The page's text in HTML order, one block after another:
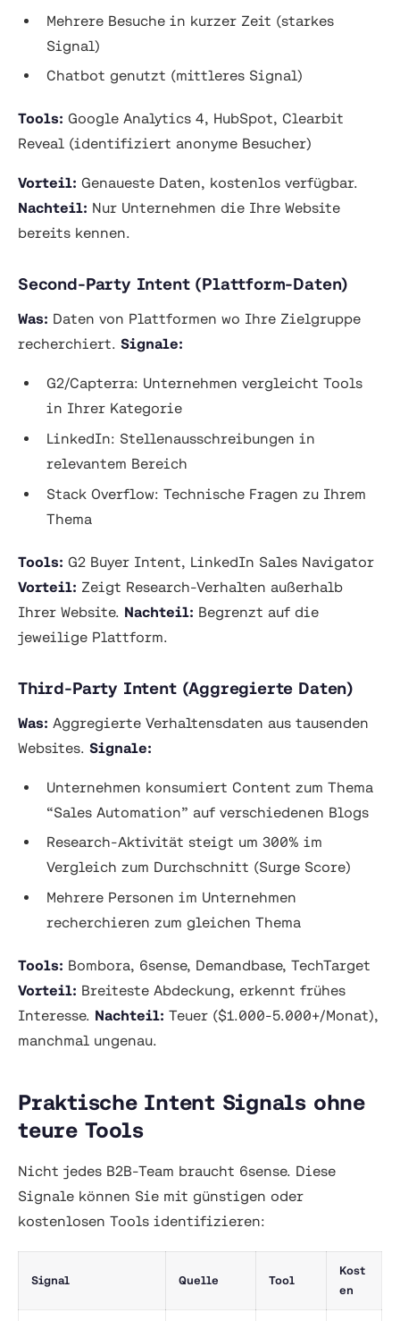
Mehrere Besuche in kurzer Zeit (starkes
Signal)
Chatbot genutzt (mittleres Signal)
Tools: Google Analytics 4, HubSpot, Clearbit
Reveal (identifiziert anonyme Besucher)
Vorteil: Genaueste Daten, kostenlos verfügbar.
Nachteil: Nur Unternehmen die Ihre Website
bereits kennen.
Second-Party Intent (Plattform-Daten)
Was: Daten von Plattformen wo Ihre Zielgruppe
recherchiert. Signale:
G2/Capterra: Unternehmen vergleicht Tools
in Ihrer Kategorie
LinkedIn: Stellenausschreibungen in
relevantem Bereich
Stack Overflow: Technische Fragen zu Ihrem
Thema
Tools: G2 Buyer Intent, LinkedIn Sales Navigator
Vorteil: Zeigt Research-Verhalten außerhalb
Ihrer Website. Nachteil: Begrenzt auf die
jeweilige Plattform.
Third-Party Intent (Aggregierte Daten)
Was: Aggregierte Verhaltensdaten aus tausenden
Websites. Signale:
Unternehmen konsumiert Content zum Thema
“Sales Automation” auf verschiedenen Blogs
Research-Aktivität steigt um 300% im
Vergleich zum Durchschnitt (Surge Score)
Mehrere Personen im Unternehmen
recherchieren zum gleichen Thema
Tools: Bombora, 6sense, Demandbase, TechTarget
Vorteil: Breiteste Abdeckung, erkennt frühes
Interesse. Nachteil: Teuer ($1.000-5.000+/Monat),
manchmal ungenau.
Praktische Intent Signals ohne
teure Tools
Nicht jedes B2B-Team braucht 6sense. Diese
Signale können Sie mit günstigen oder
kostenlosen Tools identifizieren:
Signal Quelle Tool
Kost
en